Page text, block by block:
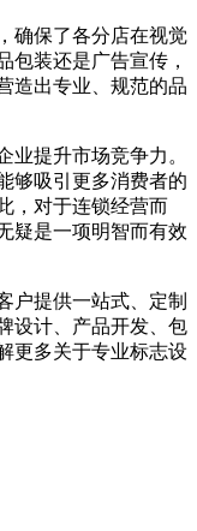
保了各分店在视觉
包装还是广告宣传，
造出专业、规范的品
提升市场竞争力。
够吸引更多消费者的
，对于连锁经营而
疑是一项明智而有效
提供一站式、定制
设计、产品开发、包
更多关于专业标志设